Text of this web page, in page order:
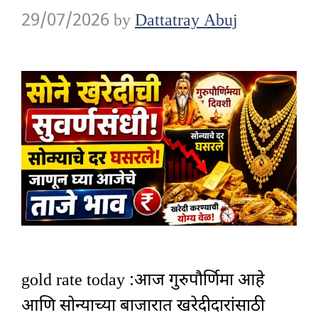
29/07/2026 byDattatray Abuj
gold rate today :आज गुरुपौर्णिमा आहे
आणि सोन्याच्या बाजारात खरेदीदारांसाठी